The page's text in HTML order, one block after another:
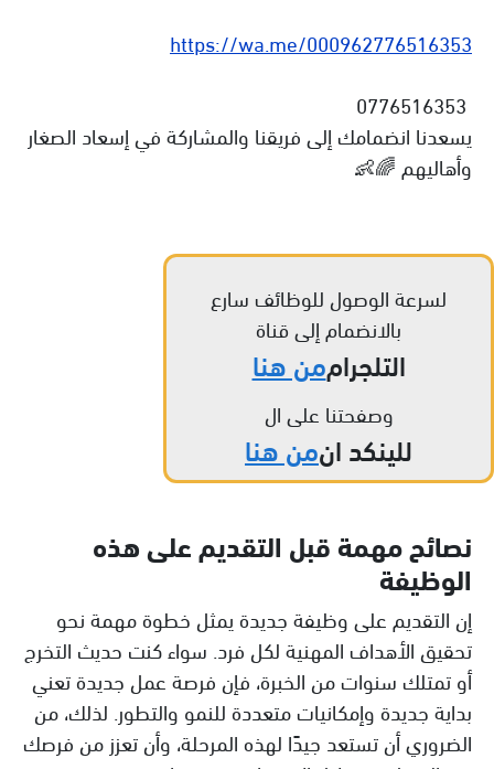
https://wa.me/000962776516353
يسعدنا انضمامك إلى فريقنا والمشاركة في إسعاد الصغار
وأهاليهم 🌈👶
لسرعة الوصول للوظائف سارع
بالانضمام إلى قناة
التلجراممن هنا
وصفحتنا على ال
للينكد انمن هنا
نصائح مهمة قبل التقديم على هذه
الوظيفة
إن التقديم على وظيفة جديدة يمثل خطوة مهمة نحو
تحقيق الأهداف المهنية لكل فرد. سواء كنت حديث التخرج
أو تمتلك سنوات من الخبرة، فإن فرصة عمل جديدة تعني
بداية جديدة وإمكانيات متعددة للنمو والتطور. لذلك، من
الضروري أن تستعد جيدًا لهذه المرحلة، وأن تعزز من فرصك